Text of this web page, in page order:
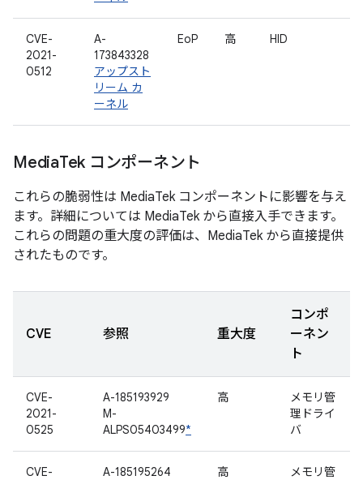
CVE-
2021-
0512
A-
173843328
アップスト
リーム カ
ーネル
EoP 高 HID
MediaTek コンポーネント
これらの脆弱性は MediaTek コンポーネントに影響を与え
ます。詳細については MediaTek から直接入手できます。
これらの問題の重大度の評価は、MediaTek から直接提供
されたものです。
CVE 参照 重大度
コンポ
ーネン
ト
CVE-
2021-
0525
A-185193929
M-
ALPS05403499*
高
メモリ管
理ドライ
バ
CVE-
A-185195264
高
メモリ管